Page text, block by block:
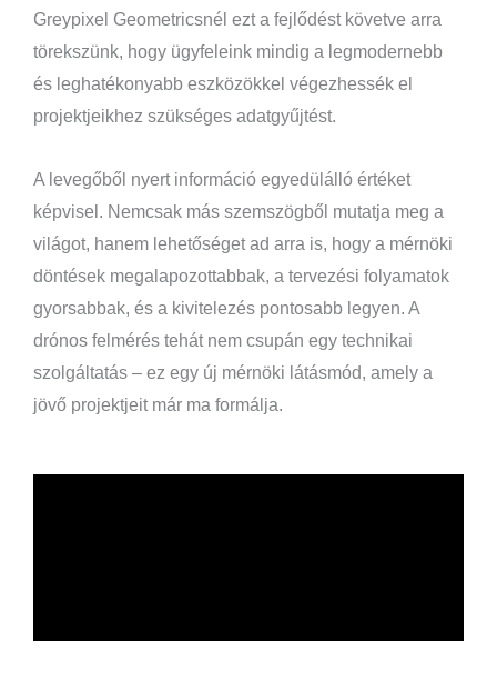
Greypixel Geometricsnél ezt a fejlődést követve arra
törekszünk, hogy ügyfeleink mindig a legmodernebb
és leghatékonyabb eszközökkel végezhessék el
projektjeikhez szükséges adatgyűjtést.
A levegőből nyert információ egyedülálló értéket
képvisel. Nemcsak más szemszögből mutatja meg a
világot, hanem lehetőséget ad arra is, hogy a mérnöki
döntések megalapozottabbak, a tervezési folyamatok
gyorsabbak, és a kivitelezés pontosabb legyen. A
drónos felmérés tehát nem csupán egy technikai
szolgáltatás – ez egy új mérnöki látásmód, amely a
jövő projektjeit már ma formálja.